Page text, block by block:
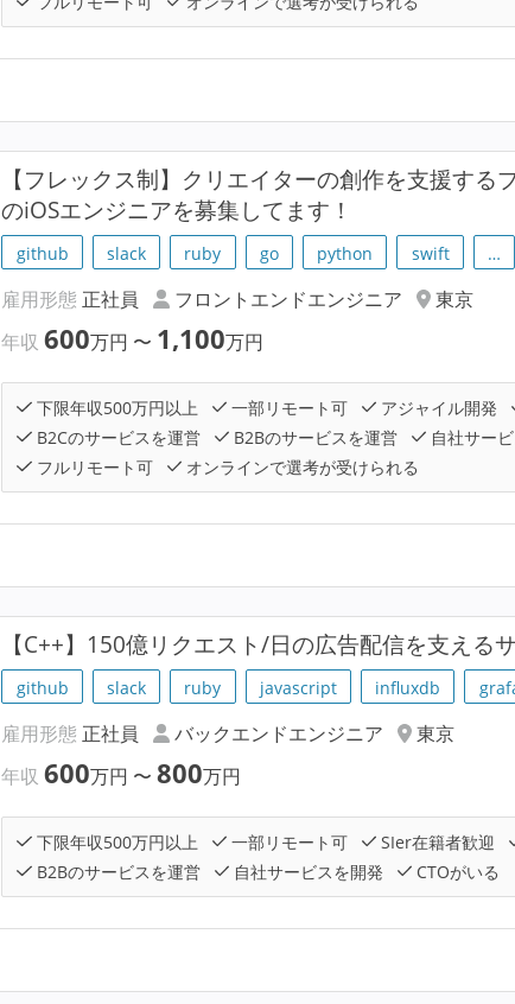
【フレックス制】クリエイターの創作を支援する
のiOSエンジニアを募集してます！
github slack ruby go python swift …
雇用形態 正社員 フロントエンドエンジニア
東京
年収600万円 〜 1,100万円
下限年収500万円以上 一部リモート可 アジャイル開発
B2Cのサービスを運営
B2Bのサービスを運営 自社サー
フルリモート可
オンラインで選考が受けられる
【C++】150億リクエスト/日の広告配信を支える
github slack ruby javascript influxdb
雇用形態 正社員 バックエンドエンジニア
東京
年収600万円 〜800万円
下限年収500万円以上 一部リモート可 SIer在籍者歓迎
B2Bのサービスを運営
自社サービスを開発 CTOがいる